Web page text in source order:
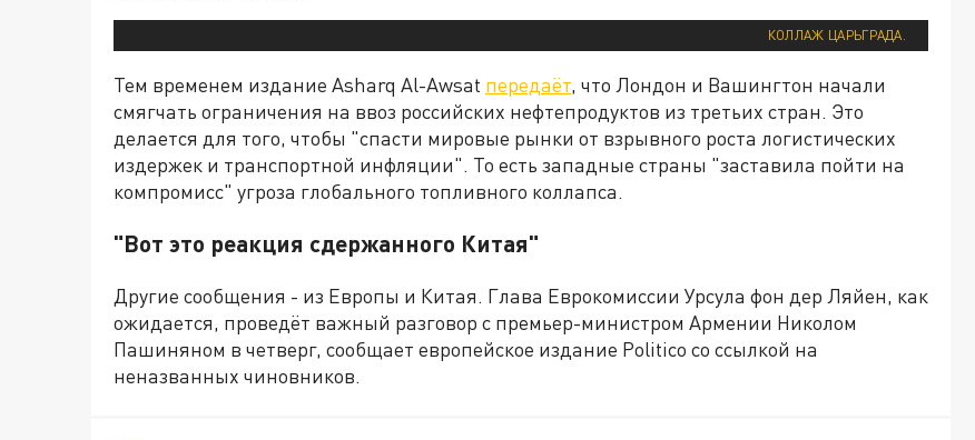
КОЛЛАЖ ЦАРЬГРАДА.
Тем временем издание Asharq Al-Awsat передаёт, что Лондон и Вашингтон начали
смягчать ограничения на ввоз российских нефтепродуктов из третьих стран. Это
делается для того, чтобы "спасти мировые рынки от взрывного роста логистических
издержек и транспортной инфляции". То есть западные страны "заставила пойти на
компромисс" угроза глобального топливного коллапса.
"Вот это реакция сдержанного Китая"
Другие сообщения - из Европы и Китая. Глава Еврокомиссии Урсула фон дер Ляйен, как
ожидается, проведёт важный разговор с премьер-министром Армении Николом
Пашиняном в четверг, сообщает европейское издание Politico со ссылкой на
неназванных чиновников.